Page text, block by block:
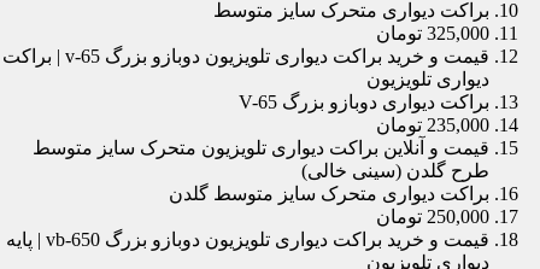
براکت دیواری متحرک سایز متوسط
325,000 تومان
قیمت و خرید براکت دیواری تلویزیون دوبازو بزرگ v-65 | براکت
دیواری تلویزیون
براکت دیواری دوبازو بزرگ V-65
235,000 تومان
قیمت و آنلاین براکت دیواری تلویزیون متحرک سایز متوسط
طرح گلدن (سینی خالی)
براکت دیواری متحرک سایز متوسط گلدن
250,000 تومان
قیمت و خرید براکت دیواری تلویزیون دوبازو بزرگ vb-650 | پایه
دیواری تلویزیون